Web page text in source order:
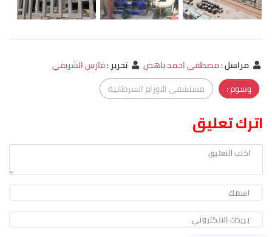
مراسل:مصطفى احمد باهض تحرير:فارس الشريفي
وسوم :
مستشفى الاورام السرطانية
اترك تعليق